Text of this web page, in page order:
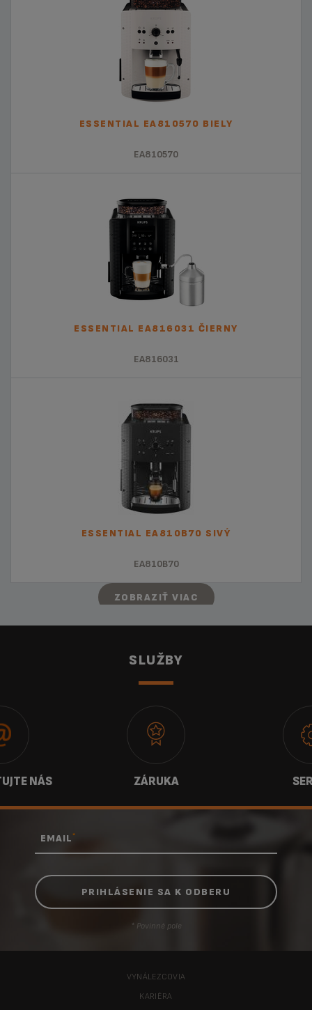
ESSENTIAL EA810570 BIELY
EA810570
ESSENTIAL EA816031 ČIERNY
EA816031
ESSENTIAL EA810B70 SIVÝ
EA810B70
ZOBRAZIŤ VIAC
SLUŽBY
NÁS ZÁRUKA
EMAIL*
* Povinné pole
VYNÁLEZCOVIA
KARIÉRA